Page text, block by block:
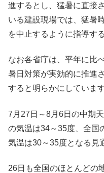
進するとし、猛暑に直接
いる建設現場では、猛暑
を中止するように指導す
なお各省庁は、平年に比
暑日対策が実効的に推進
すると明らかにしています
7月27日～8月6日の中期
の気温は34～35度、全国
気温は30～35度となる見
26日も全国のほとんどの